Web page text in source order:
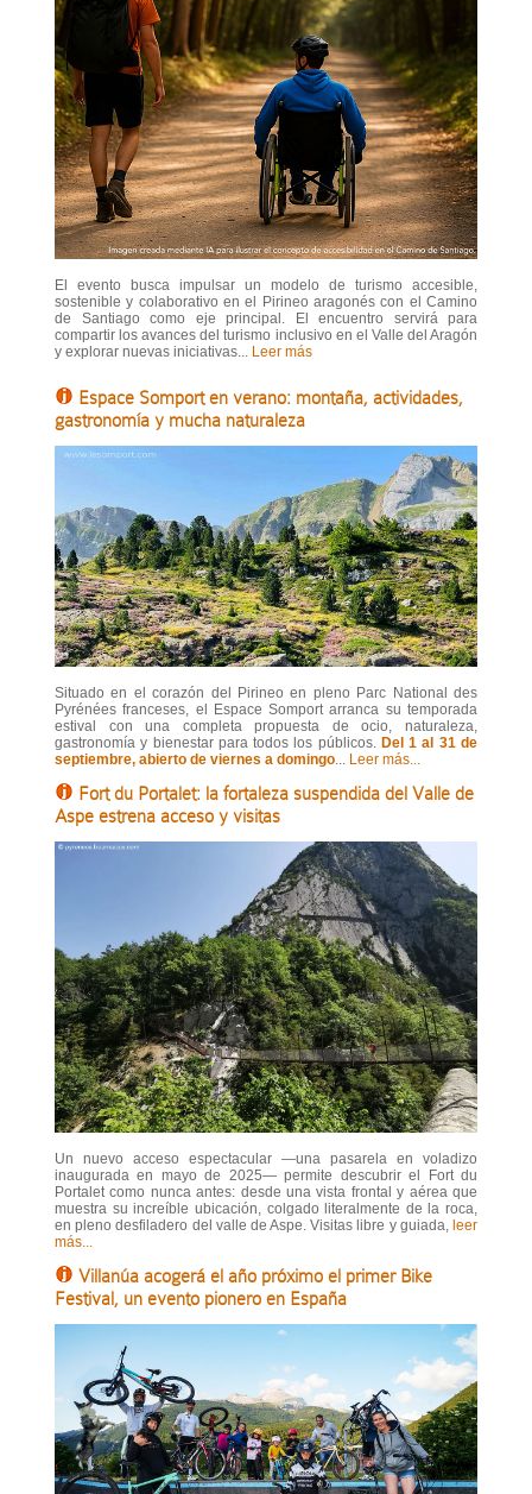
El evento busca impulsar un modelo de turismo accesible,
sostenible y colaborativo en el Pirineo aragonés con el Camino
de Santiago como eje principal. El encuentro servirá para
compartir los avances del turismo inclusivo en el Valle del Aragón
y explorar nuevas iniciativas... Leer más
Espace Somport en verano: montaña, actividades,
gastronomía y mucha naturaleza
Situado en el corazón del Pirineo en pleno Parc National des
Pyrénées franceses, el Espace Somport arranca su temporada
estival con una completa propuesta de ocio, naturaleza,
gastronomía y bienestar para todos los públicos. Del 1 al 31 de
septiembre, abierto de viernes a domingo... Leer más...
Fort du Portalet: la fortaleza suspendida del Valle de
Aspe estrena acceso y visitas
Un nuevo acceso espectacular —una pasarela en voladizo
inaugurada en mayo de 2025— permite descubrir el Fort du
Portalet como nunca antes: desde una vista frontal y aérea que
muestra su increíble ubicación, colgado literalmente de la roca,
en pleno desfiladero del valle de Aspe. Visitas libre y guiada, leer
más...
Villanúa acogerá el año próximo el primer Bike
Festival, un evento pionero en España